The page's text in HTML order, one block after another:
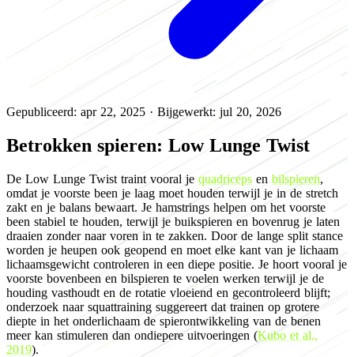
Gepubliceerd: apr 22, 2025 · Bijgewerkt: jul 20, 2026
Betrokken spieren: Low Lunge Twist
De Low Lunge Twist traint vooral je quadriceps en bilspieren,
omdat je voorste been je laag moet houden terwijl je in de stretch
zakt en je balans bewaart. Je hamstrings helpen om het voorste
been stabiel te houden, terwijl je buikspieren en bovenrug je laten
draaien zonder naar voren in te zakken. Door de lange split stance
worden je heupen ook geopend en moet elke kant van je lichaam
lichaamsgewicht controleren in een diepe positie. Je hoort vooral je
voorste bovenbeen en bilspieren te voelen werken terwijl je de
houding vasthoudt en de rotatie vloeiend en gecontroleerd blijft;
onderzoek naar squattraining suggereert dat trainen op grotere
diepte in het onderlichaam de spierontwikkeling van de benen
meer kan stimuleren dan ondiepere uitvoeringen (Kubo et al.,
2019).